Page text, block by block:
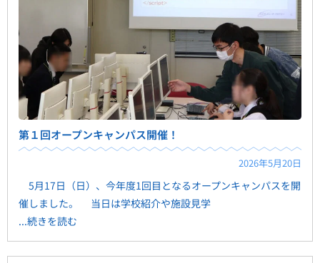
第１回オープンキャンパス開催！
2026年5月20日
5月17日（日）、今年度1回目となるオープンキャンパスを開
催しました。 当日は学校紹介や施設見学
...続きを読む